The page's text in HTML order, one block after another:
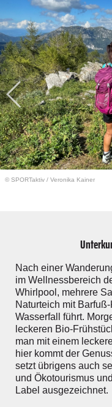
© SPORTaktiv / Veronika Kainer
Nach einer
im Wellnessbereich
Whirlpool, mehrere
Naturteich mit
Wasserfall führt.
leckeren Bio-
man mit einem
hier kommt der
setzt übrigens auch
und Ökotourismus
Label ausgezeichnet.